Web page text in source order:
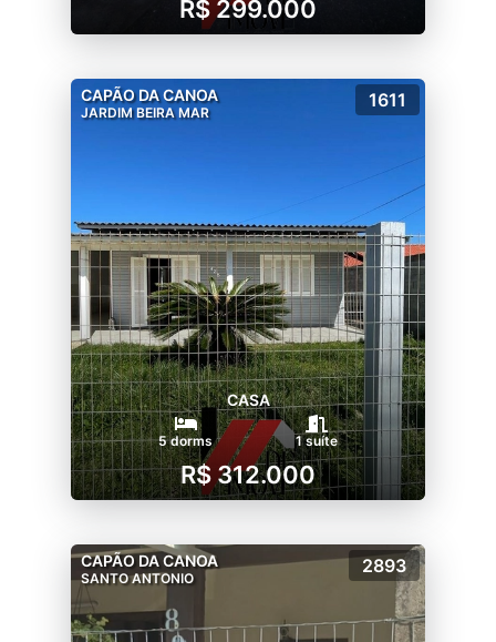
R$ 299.000
CAPÃO DA CANOA
JARDIM BEIRA MAR
1611
CASA
5 dorms 1 suíte
R$ 312.000
CAPÃO DA CANOA
SANTO ANTONIO
2893